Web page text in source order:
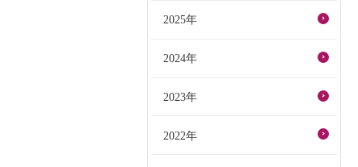
2025年
2024年
2023年
2022年